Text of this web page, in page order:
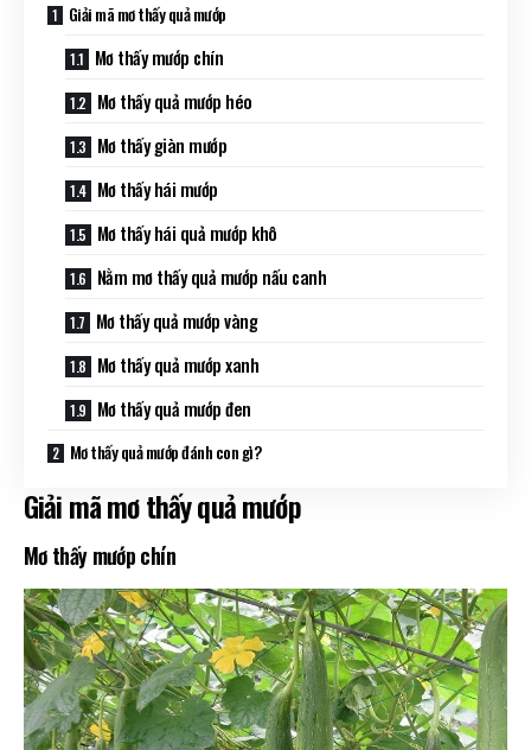
Giải mã mơ thấy quả mướp
Mơ thấy mướp chín
Mơ thấy quả mướp héo
Mơ thấy giàn mướp
Mơ thấy hái mướp
Mơ thấy hái quả mướp khô
Nằm mơ thấy quả mướp nấu canh
Mơ thấy quả mướp vàng
Mơ thấy quả mướp xanh
Mơ thấy quả mướp đen
Mơ thấy quả mướp đánh con gì?
Giải mã mơ thấy quả mướp
Mơ thấy mướp chín